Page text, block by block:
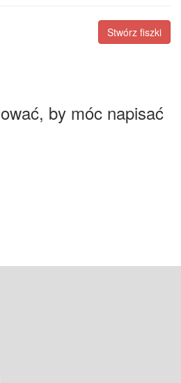
Stwórz fiszki
by móc napisać